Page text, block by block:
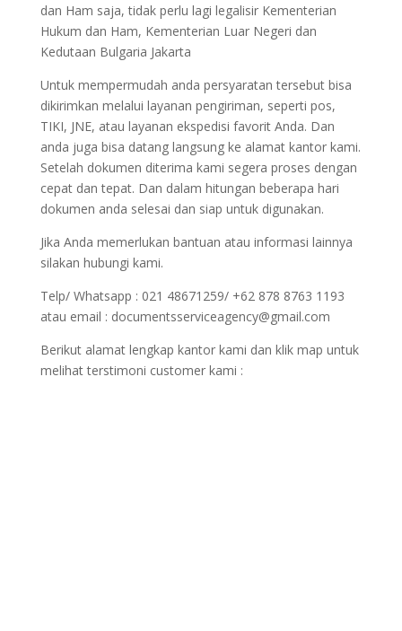
dan Ham saja, tidak perlu lagi legalisir Kementerian
Hukum dan Ham, Kementerian Luar Negeri dan
Kedutaan Bulgaria Jakarta
Untuk mempermudah anda persyaratan tersebut bisa
dikirimkan melalui layanan pengiriman, seperti pos,
TIKI, JNE, atau layanan ekspedisi favorit Anda. Dan
anda juga bisa datang langsung ke alamat kantor kami.
Setelah dokumen diterima kami segera proses dengan
cepat dan tepat. Dan dalam hitungan beberapa hari
dokumen anda selesai dan siap untuk digunakan.
Jika Anda memerlukan bantuan atau informasi lainnya
silakan hubungi kami.
Telp/ Whatsapp : 021 48671259/ +62 878 8763 1193
atau email : documentsserviceagency@gmail.com
Berikut alamat lengkap kantor kami dan klik map untuk
melihat terstimoni customer kami :